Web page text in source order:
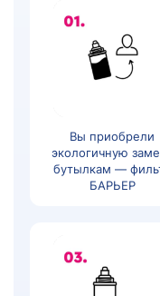
Вы приобрели
экологичную
бутылкам —
БАРЬЕР